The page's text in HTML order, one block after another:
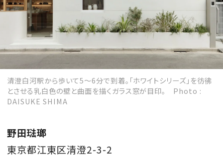
清澄白河駅から歩いて5〜6分で到着。「ホワイトシリーズ」を彷彿
とさせる乳白色の壁と曲面を描くガラス窓が目印。 Photo :
DAISUKE SHIMA
野田琺瑯
東京都江東区清澄2-3-2